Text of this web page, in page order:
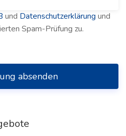
und Datenschutzerklärung und
Spam-Prüfung zu.
absenden